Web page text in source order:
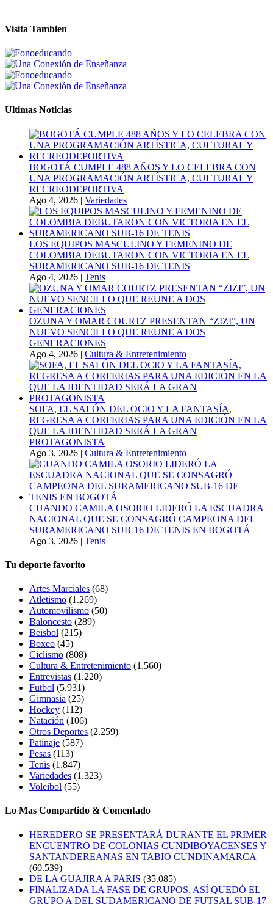
Visita Tambien
Ultimas Noticias
BOGOTÁ CUMPLE 488 AÑOS Y LO CELEBRA CON
UNA PROGRAMACIÓN ARTÍSTICA, CULTURAL Y
RECREODEPORTIVA
Ago 4, 2026 | Variedades
LOS EQUIPOS MASCULINO Y FEMENINO DE
COLOMBIA DEBUTARON CON VICTORIA EN EL
SURAMERICANO SUB-16 DE TENIS
Ago 4, 2026 | Tenis
OZUNA Y OMAR COURTZ PRESENTAN “ZIZI”, UN
NUEVO SENCILLO QUE REUNE A DOS
GENERACIONES
Ago 4, 2026 | Cultura & Entretenimiento
SOFA, EL SALÓN DEL OCIO Y LA FANTASÍA,
REGRESA A CORFERIAS PARA UNA EDICIÓN EN LA
QUE LA IDENTIDAD SERÁ LA GRAN
PROTAGONISTA
Ago 3, 2026 | Cultura & Entretenimiento
CUANDO CAMILA OSORIO LIDERÓ LA ESCUADRA
NACIONAL QUE SE CONSAGRÓ CAMPEONA DEL
SURAMERICANO SUB-16 DE TENIS EN BOGOTÁ
Ago 3, 2026 | Tenis
Tu deporte favorito
Artes Marciales (68)
Atletismo (1.269)
Automovilismo (50)
Baloncesto (289)
Beisbol (215)
Boxeo (45)
Ciclismo (808)
Cultura & Entretenimiento (1.560)
Entrevistas (1.220)
Futbol (5.931)
Gimnasia (25)
Hockey (112)
Natación (106)
Otros Deportes (2.259)
Patinaje (587)
Pesas (113)
Tenis (1.847)
Variedades (1.323)
Voleibol (55)
Lo Mas Compartido & Comentado
HEREDERO SE PRESENTARÁ DURANTE EL PRIMER
ENCUENTRO DE COLONIAS CUNDIBOYACENSES Y
SANTANDEREANAS EN TABIO CUNDINAMARCA
(60.539)
DE LA GUAJIRA A PARIS (35.085)
FINALIZADA LA FASE DE GRUPOS, ASÍ QUEDÓ EL
GRUPO A DEL SUDAMERICANO DE FUTSAL SUB-17